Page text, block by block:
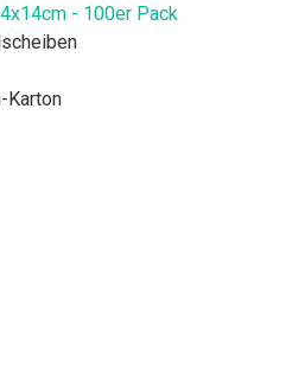
- 100er Pack
Karton